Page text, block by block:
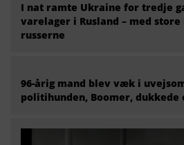
I nat ramte Ukraine for tredje
varelager i Rusland – med
russerne
96-årig mand blev væk i
politihunden, Boomer, dukkede